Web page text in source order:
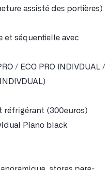
assisté des portières)
et séquentielle avec
/ ECO PRO INDIVDUAL /
réfrigérant (300euros)
Piano black